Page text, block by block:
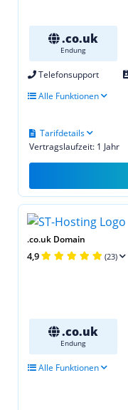
.co.uk
Endung
Telefonsupport
Alle Funktionen
Vertragslaufzeit: 1 Jahr
Tarifdetails
.co.uk Domain
4,9 (23)
.co.uk
Endung
Alle Funktionen